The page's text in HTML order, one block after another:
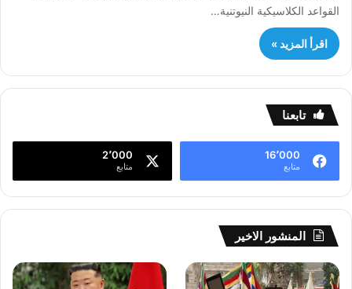
القواعد الكلاسيكية النيوتنية…
اقرأ المزيد »
تابعنا
16٬000
متابع
2٬000
متابع
المنشور الاخير